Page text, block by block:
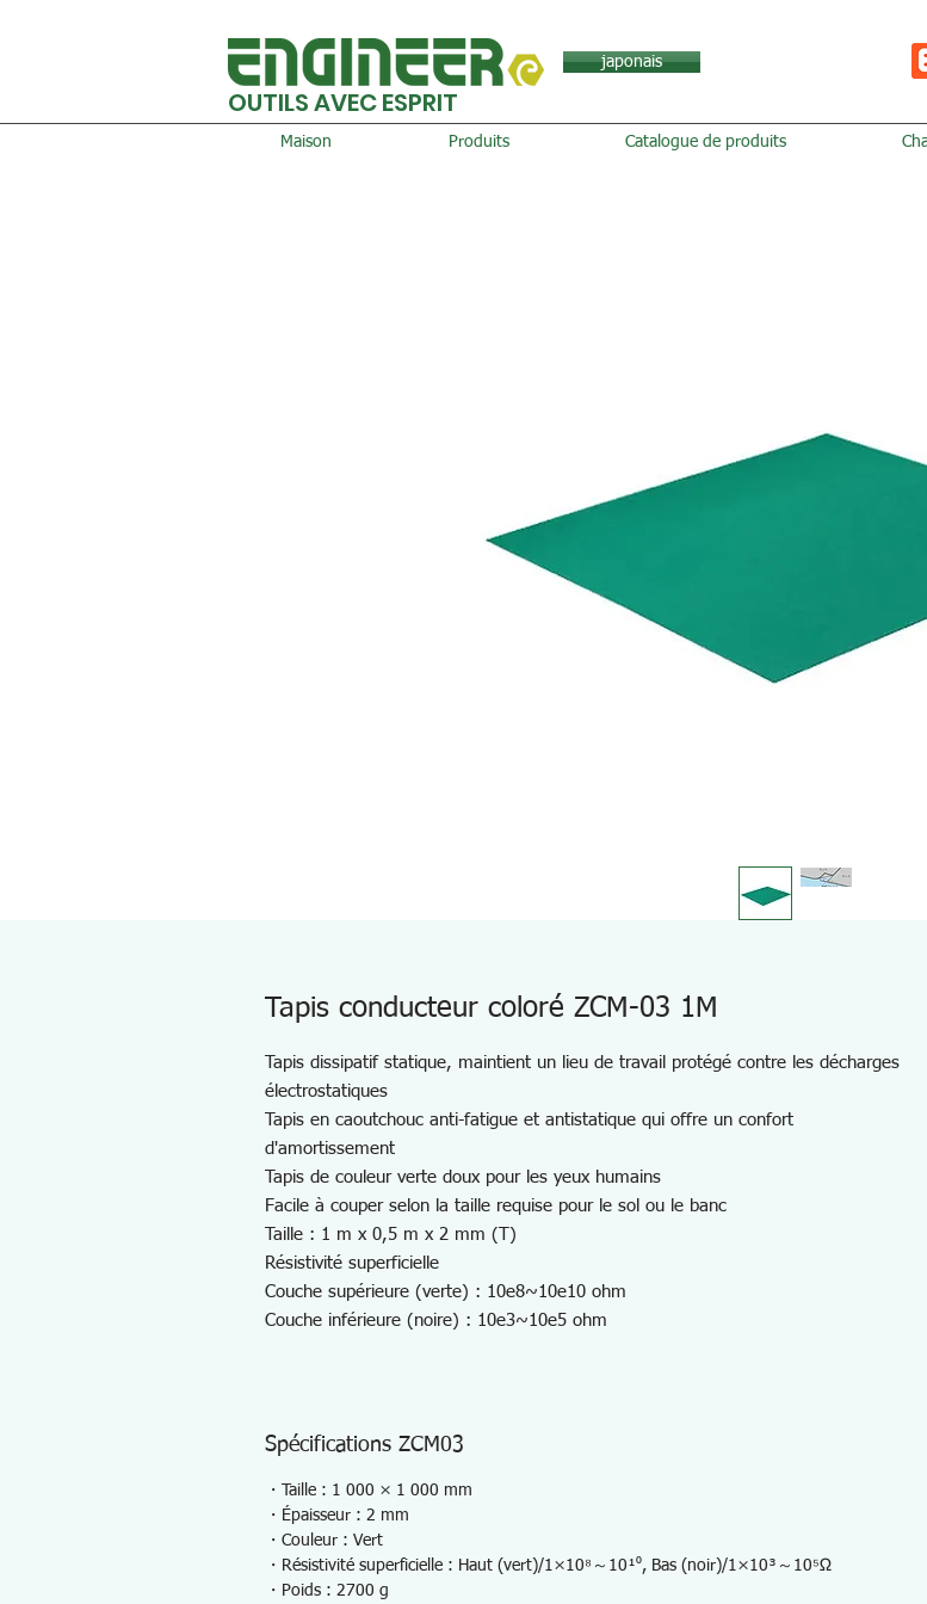
japonais
OUTILS AVEC ESPRIT
Maison Produits Catalogue de produits
Tapis conducteur coloré ZCM-03 1M
Tapis dissipatif statique, maintient un lieu de travail protégé contre les décharges
électrostatiques
Tapis en caoutchouc anti-fatigue et antistatique qui offre un confort
d'amortissement
Tapis de couleur verte doux pour les yeux humains
Facile à couper selon la taille requise pour le sol ou le banc
Taille : 1 m x 0,5 m x 2 mm (T)
Résistivité superficielle
Couche supérieure (verte) : 10e8~10e10 ohm
Couche inférieure (noire) : 10e3~10e5 ohm
Spécifications ZCM03
・Taille : 1 000 × 1 000 mm
・Épaisseur : 2 mm
・Couleur : Vert
・Résistivité superficielle : Haut (vert)/1×10⁸～10¹⁰, Bas (noir)/1×10³～10⁵Ω
・Poids : 2700 g